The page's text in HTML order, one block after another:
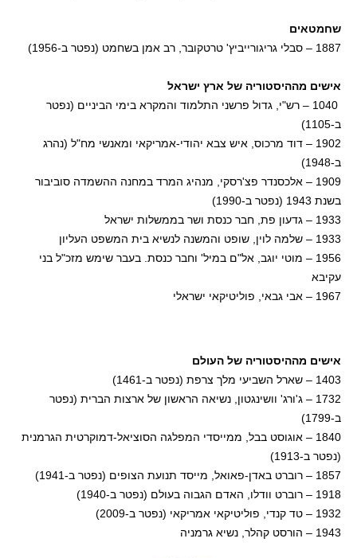
שחמטאים
1887 – סבלי גריגורייביץ' טרטקובר, רב אמן בשחמט (נפטר ב-1956)
אישים מההיסטוריה של ארץ ישראל
1040 – רש"י, גדול פרשני התלמוד והמקרא בימי הביניים (נפטר
ב-1105)
1902 – דוד מרכוס, איש צבא יהודי-אמריקאי ומאנשי מח"ל (נהרג
ב-1948)
1909 – אלכסנדר פצ'רסקי, מנהיג המרד במחנה ההשמדה סוביבור
בשנת 1943 (נפטר ב-1990)
1933 – גדעון פת, חבר כנסת ושר בממשלות ישראל
1933 – שלמה לוין, שופט והמשנה לנשיא בית המשפט העליון
1956 – מוטי יוגב, אל"ם במיל' וחבר כנסת. בעבר שימש מזכ"ל בני
עקיבא
1967 – אבי גבאי, פוליטיקאי ישראלי
אישים מההיסטוריה של העולם
1403 – שארל השביעי מלך צרפת (נפטר ב-1461)
1732 – ג'ורג' וושינגטון, נשיאה הראשון של ארצות הברית (נפטר
ב-1799)
1840 – אוגוסט בבל, ממייסדי המפלגה הסוציאל-דמוקרטית הגרמנית
(נפטר ב-1913)
1857 – רוברט באדן-פאואל, מייסד תנועת הצופים (נפטר ב-1941)
1918 – רוברט וודלו, האדם הגבוה בעולם (נפטר ב-1940)
1932 – טד קנדי, פוליטיקאי אמריקאי (נפטר ב-2009)
1943 – הורסט קהלר, נשיא גרמניה